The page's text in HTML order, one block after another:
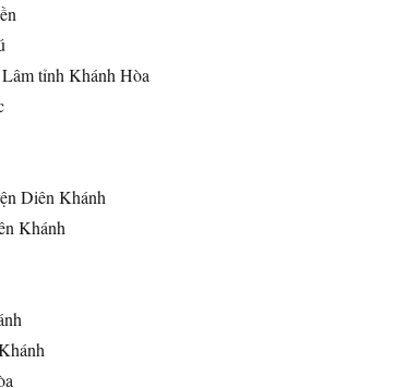
tỉnh Khánh Hòa
Diên Khánh
Khánh